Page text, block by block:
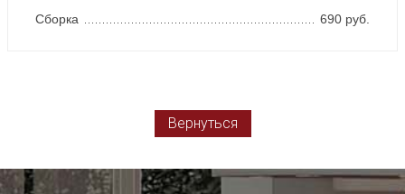
Сборка
690 руб.
Вернуться